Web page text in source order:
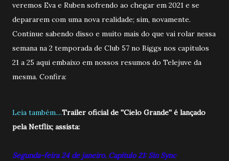
veremos Eva e Ruben sofrendo ao chegar em 2021 e se
depararem com uma nova realidade; sim, novamente.
Continue sabendo disso e muito mais do que vai rolar nessa
semana na 2 temporada de Club 57 no Biggs nos capítulos
21 a 25 aqui embaixo em nossos resumos do Telejuve da
mesma. Confira:
Leia também....Trailer oficial de ''Cielo Grande'' é lançado
pela Netflix; assista:
Segunda-feira 24 de janeiro. Capitulo 21: Sin Sync